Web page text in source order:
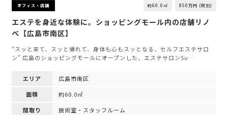
オフィス・店舗 約60.0㎡ 850万円 (税別)
エステを身近な体験に。ショッピングモール内の店舗リノ
ベ【広島市南区】
“スッと来て、スッと帰れて、身体も心もスッとなる、セルフエステサロ
ン” 広島のショッピングモールにオープンした、エステサロンSu…
エリア
広島市南区
面積
約60.0㎡
間取り
施術室・スタッフルーム